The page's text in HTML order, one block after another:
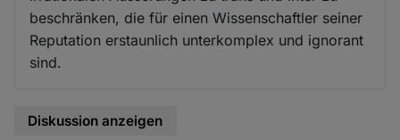
beschränken, die für einen Wissenschaftler seiner
Reputation erstaunlich unterkomplex und ignorant
sind.
Diskussion anzeigen